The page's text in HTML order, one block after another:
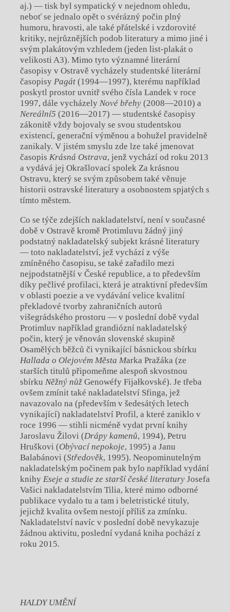
aj.) — tisk byl sympatický v nejednom ohledu,
neboť se jednalo opět o svérázný počin plný
humoru, hravosti, ale také přátelské i vzdorovité
kritiky, nejrůznějších podob literatury a mimo jiné i
svým plakátovým vzhledem (jeden list-plakát o
velikosti A3). Mimo tyto významné literární
časopisy v Ostravě vycházely studentské literární
časopisy Pagát (1994—1997), kterému například
poskytl prostor uvnitř svého čísla Landek v roce
1997, dále vycházely Nové břehy(2008—2010) a
Nereální5 (2016—2017) — studentské časopisy
zákonitě vždy bojovaly se svou studentskou
existencí, generační výměnou a bohužel pravidelně
zanikaly. V jistém smyslu zde lze také jmenovat
časopis Krásná Ostrava, jenž vychází od roku 2013
a vydává jej Okrašlovací spolek Za krásnou
Ostravu, který se svým způsobem také věnuje
historii ostravské literatury a osobnostem spjatých s
tímto městem.
Co se týče zdejších nakladatelství, není v současné
době v Ostravě kromě Protimluvu žádný jiný
podstatný nakladatelský subjekt krásné literatury
— toto nakladatelství, jež vychází z výše
zmíněného časopisu, se také zařadilo mezi
nejpodstatnější v České republice, a to především
díky pečlivé profilaci, která je atraktivní především
v oblasti poezie a ve vydávání velice kvalitní
překladové tvorby zahraničních autorů
višegrádského prostoru — v poslední době vydal
Protimluv například grandiózní nakladatelský
počin, který je věnován slovenské skupině
Osamělých běžců či vynikající básnickou sbírku
Hallada o Olejovém Města Marka Pražáka (ze
starších titulů připomeňme alespoň skvostnou
sbírku Něžný nůžGenowéfy Fijałkovské). Je třeba
ovšem zmínit také nakladatelství Sfinga, jež
navazovalo na (především v šedesátých letech
vynikající) nakladatelství Profil, a které zaniklo v
roce 1996 — stihli nicméně vydat první knihy
Jaroslavu Žilovi (Drápy kamenů, 1994), Petru
Hruškovi (Obývací nepokoje, 1995) a Janu
Balabánovi (Středověk, 1995). Neopominutelným
nakladatelským počinem pak bylo například vydání
knihy Eseje a studie ze starší české literaturyJosefa
Vašici nakladatelstvím Tilia, které mimo odborné
publikace vydalo tu a tam i beletristické tituly,
jejichž kvalita ovšem nestojí příliš za zmínku.
Nakladatelství navíc v poslední době nevykazuje
žádnou aktivitu, poslední vydaná kniha pochází z
roku 2015.
HALDY UMĚNÍ